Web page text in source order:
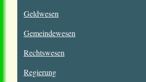
Geldwesen
Gemeindewesen
Rechtswesen
Regierung